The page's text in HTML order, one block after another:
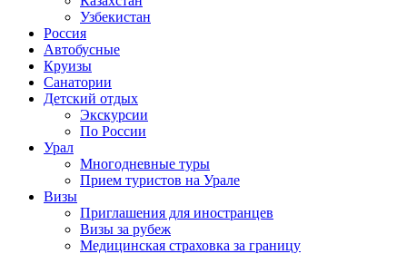
Узбекистан
Россия
Автобусные
Круизы
Санатории
Детский отдых
Экскурсии
По России
Урал
Многодневные туры
Прием туристов на Урале
Визы
Приглашения для иностранцев
Визы за рубеж
Медицинская страховка за границу